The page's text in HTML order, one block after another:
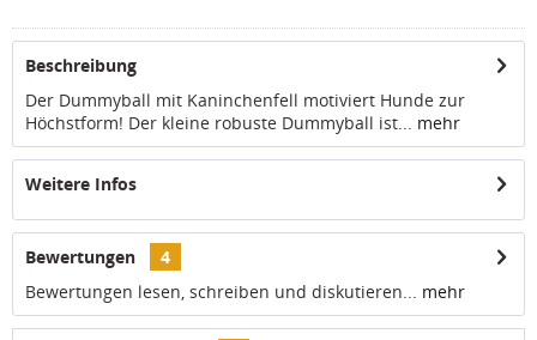
Beschreibung
Der Dummyball mit Kaninchenfell motiviert Hunde zur
Höchstform! Der kleine robuste Dummyball ist... mehr
Weitere Infos
Bewertungen
4
Bewertungen lesen, schreiben und diskutieren... mehr